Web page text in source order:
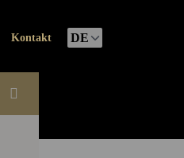
Kontakt